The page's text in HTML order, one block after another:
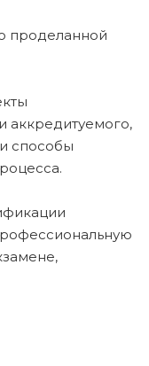
проделанной
аккредитуемого,
и способы